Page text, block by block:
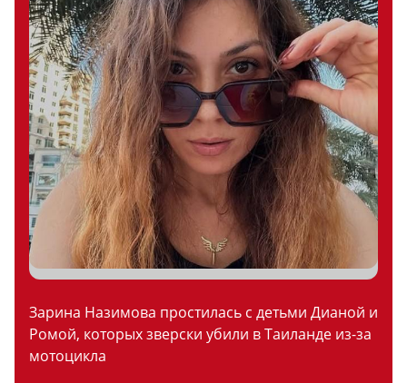
Зарина Назимова простилась с детьми Дианой и
Ромой, которых зверски убили в Таиланде из-за
мотоцикла